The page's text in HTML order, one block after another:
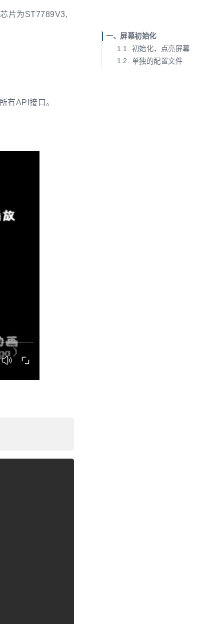
片为ST7789V3,
有API接口。
屏幕初始化
初始化，点亮屏幕
单独的配置文件